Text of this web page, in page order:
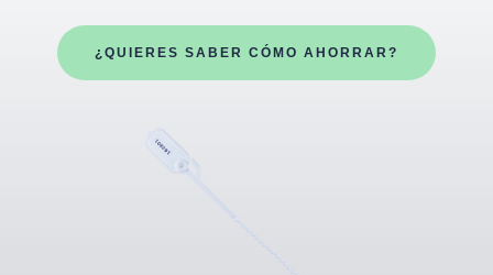
¿QUIERES SABER CÓMO AHORRAR?